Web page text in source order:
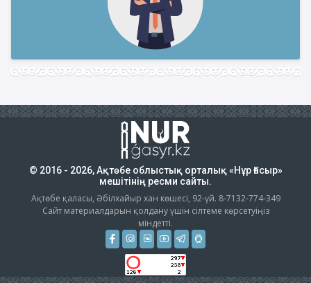
© 2016 - 2026, Ақтөбе облыстық орталық «Нұр Ғасыр»
мешітінің ресми сайты.
Ақтөбе қаласы, Әбілхайыр хан көшесі, 92-үй. 8-7132-774-349
Сайт материалдарын қолдану үшін сілтеме көрсетуіңіз
міндетті.